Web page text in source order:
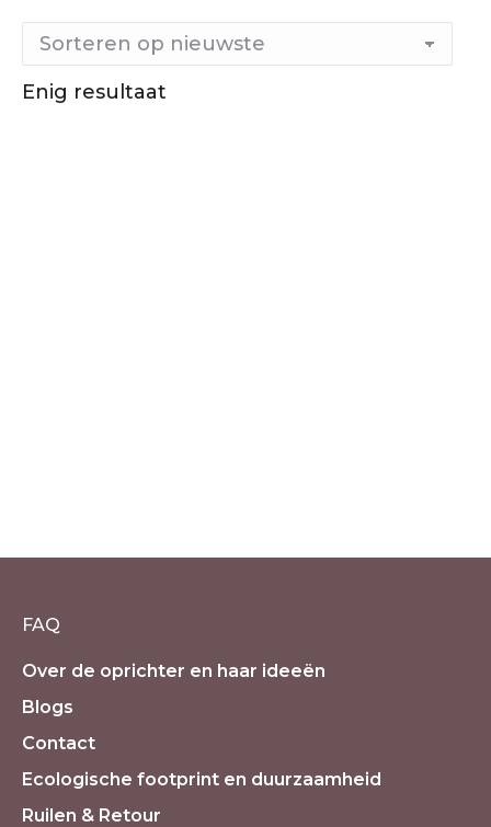
Enig resultaat
FAQ
Over de oprichter en haar ideeën
Blogs
Contact
Ecologische footprint en duurzaamheid
Ruilen & Retour